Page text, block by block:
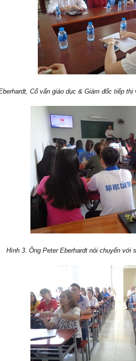
Cố vấn giáo dục & Giám đốc tiếp
Hình 3. Ông Peter Eberhardt nói chuyển với